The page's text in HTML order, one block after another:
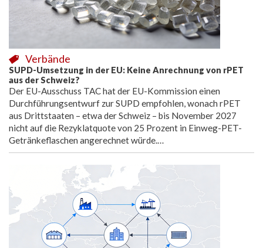
SUPD-Umsetzung in der EU: Keine Anrechnung von rPET
aus der Schweiz?
Verbände
Der EU-Ausschuss TAC hat der EU-Kommission einen
Durchführungsentwurf zur SUPD empfohlen, wonach rPET
aus Drittstaaten – etwa der Schweiz – bis November 2027
nicht auf die Rezyklatquote von 25 Prozent in Einweg-PET-
Getränkeflaschen angerechnet würde.…